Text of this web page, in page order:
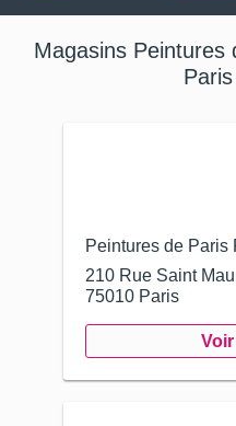
Magasins Peintures
Peintures de Paris
210 Rue Saint
75010 Paris